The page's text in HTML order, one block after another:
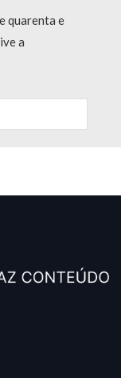
quarenta e
a